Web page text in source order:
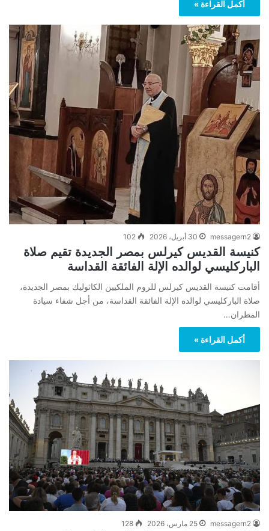
أكمل القراءة »
messagern2 30 أبريل، 2026 102
كنيسة القديس كيرلس بمصر الجديدة تقيم صلاة
الباركليسي لوالده الإلة الفائقة القداسة
أقامت كنيسة القديس كيرلس للروم الملكيين الكاثوليك بمصر الجديدة،
صلاة الباركليسي لوالده الإلة الفائقة القداسة، من أجل شفاء سيادة
المطران…
أكمل القراءة »
messagern2 25 مارس، 2026 128